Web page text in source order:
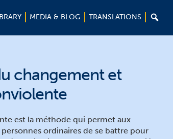
MEDIA & BLOG TRANSLATIONS 
changement et
est la méthode qui permet aux
ordinaires de se battre pour